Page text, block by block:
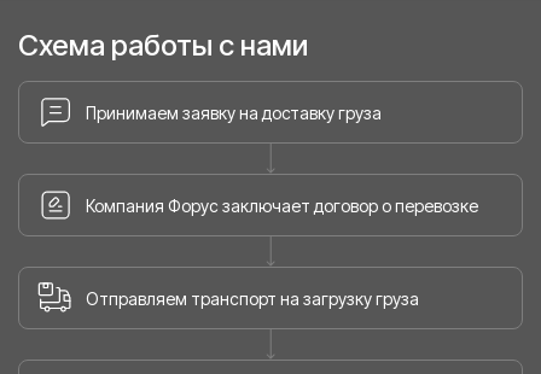
Схема работы с нами
Принимаем заявку на доставку груза
Компания Форус заключает договор о перевозке
Отправляем транспорт на загрузку груза